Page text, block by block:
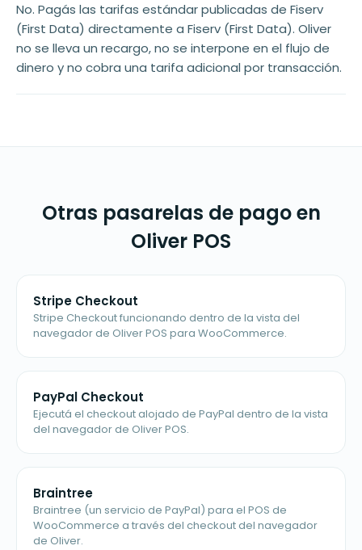
No. Pagás las tarifas estándar publicadas de Fiserv
(First Data) directamente a Fiserv (First Data). Oliver
no se lleva un recargo, no se interpone en el flujo de
dinero y no cobra una tarifa adicional por transacción.
Otras pasarelas de pago en
Oliver POS
Stripe Checkout
Stripe Checkout funcionando dentro de la vista del
navegador de Oliver POS para WooCommerce.
PayPal Checkout
Ejecutá el checkout alojado de PayPal dentro de la vista
del navegador de Oliver POS.
Braintree
Braintree (un servicio de PayPal) para el POS de
WooCommerce a través del checkout del navegador
de Oliver.